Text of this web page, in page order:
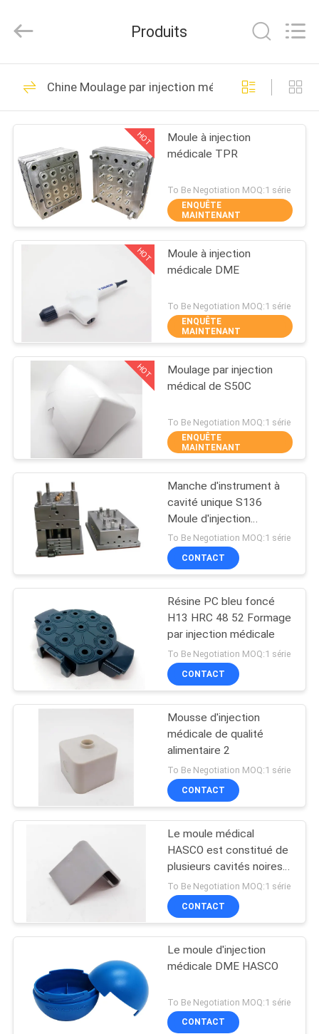
MAISON
PRODUITS
AU
SUJET
NOUS
D'USINE
CONTRÔLE
QUALITÉ
CONTACTEZ-
NOUS
NOUVELLES
DEMANDEZ
UNE
CITATION
PLAN
SITE
PRIVACY
POLICY
Rights
by
Moule à injection en
plastique
52
Moule électronique
d'injection
40
Mousse d'injection
pour appareils
électroménagers
Moule à injection
surmues
12
Moulage par
injection médical
19
Moulage par
injection des
véhicules à moteur
18
Formage par
10
Produits
Chine Moulage par injection médical
HOT
Moule à injection
médicale TPR
To Be Negotiation MOQ:1 série
ENQUÊTE
MAINTENANT
HOT
Moule à injection
médicale DME
To Be Negotiation MOQ:1 série
ENQUÊTE
MAINTENANT
HOT
Moulage par injection
médical de S50C
To Be Negotiation MOQ:1 série
ENQUÊTE
MAINTENANT
Manche d'instrument à
cavité unique S136
Moule d'injection
médicale
To Be Negotiation MOQ:1 série
CONTACT
Résine PC bleu foncé
H13 HRC 48 52 Formage
par injection médicale
To Be Negotiation MOQ:1 série
CONTACT
Mousse d'injection
médicale de qualité
alimentaire 2
To Be Negotiation MOQ:1 série
CONTACT
Le moule médical
HASCO est constitué de
plusieurs cavités noires
80A TPU
To Be Negotiation MOQ:1 série
CONTACT
Le moule d'injection
médicale DME HASCO
To Be Negotiation MOQ:1 série
CONTACT